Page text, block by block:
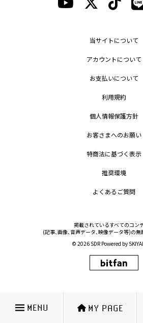
MENU MY PAGE
当サイトについて
アカウントについて
お支払いについて
利用規約
個人情報保護方針
お客さまへのお願い
特商法に基づく表示
推奨環境
よくあるご質問
掲載されているすべてのコン
(記事、画像、音声データ、映像データ等)の
© 2026 SDR Powered by